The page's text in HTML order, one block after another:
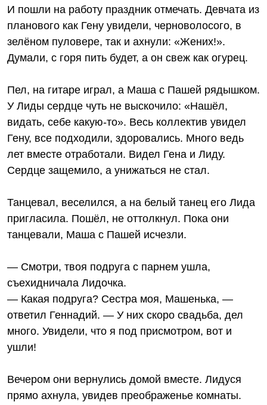
И пошли на работу праздник отмечать. Девчата из
планового как Гену увидели, черноволосого, в
зелёном пуловере, так и ахнули: «Жених!».
Думали, с горя пить будет, а он свеж как огурец.
Пел, на гитаре играл, а Маша с Пашей рядышком.
У Лиды сердце чуть не выскочило: «Нашёл,
видать, себе какую-то». Весь коллектив увидел
Гену, все подходили, здоровались. Много ведь
лет вместе отработали. Видел Гена и Лиду.
Сердце защемило, а унижаться не стал.
Танцевал, веселился, а на белый танец его Лида
пригласила. Пошёл, не оттолкнул. Пока они
танцевали, Маша с Пашей исчезли.
— Смотри, твоя подруга с парнем ушла,
съехидничала Лидочка.
— Какая подруга? Сестра моя, Машенька, —
ответил Геннадий. — У них скоро свадьба, дел
много. Увидели, что я под присмотром, вот и
ушли!
Вечером они вернулись домой вместе. Лидуся
прямо ахнула, увидев преображенье комнаты.